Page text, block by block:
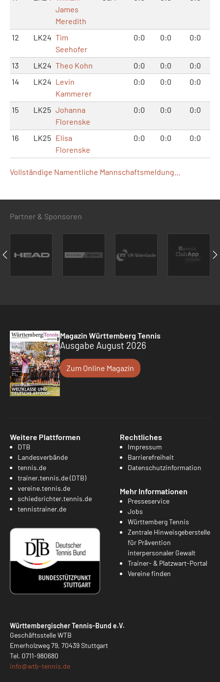
James
Meredith
12 LK24 Tim
Seehofer
0:0 0:0 0:0
13 LK24 Theo Kohn 0:0 0:0
0:0
14
LK24 Levin
Kammerer
0:0 0:0 0:0
15 LK25 Johanna
Florenske
0:0 0:0 0:0
16 LK25 Elisa
Florenske
0:0 0:0 0:0
Vollständige Namentliche Mannschaftsmeldung...
Partner & Sponsoren
Magazin Württemberg Tennis
Ausgabe August 2026
Zum Online Magazin
Weitere Plattformen
DTB
Landesverbände
tennis.de
trainer.tennis.de (DTB)
vereine.tennis.de
schiedsrichter.tennis.de
tennistrainer.de
Rechtliches
Impressum
Barrierefreiheit
Datenschutzinformation
Mehr Informationen
Presseservice
Jobs
Württemberg Tennis
Zentrale Hinweisgeberstelle
für Prävention
interpersonaler Gewalt
Trainer- & Platzwart-Portal
Vereine finden
Württembergischer Tennis-Bund e.V.
Geschäftsstelle WTB
Emerholzweg 79, 70439 Stuttgart
Tel. 0711-980680
info@wtb-tennis.de